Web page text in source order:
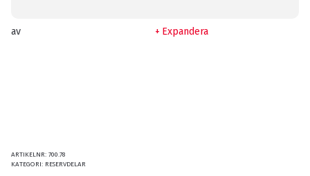
av Expandera
ARTIKELNR: 700.78
KATEGORI: RESERVDELAR